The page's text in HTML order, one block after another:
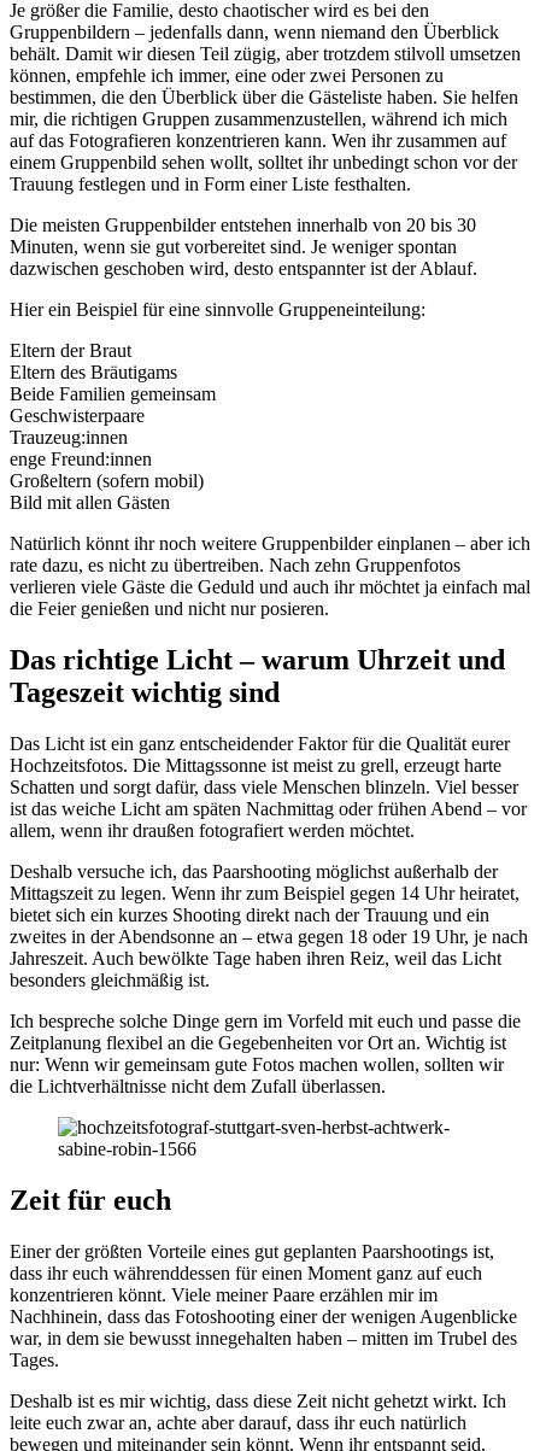
Je größer die Familie, desto chaotischer wird es bei den
Gruppenbildern – jedenfalls dann, wenn niemand den Überblick
behält. Damit wir diesen Teil zügig, aber trotzdem stilvoll umsetzen
können, empfehle ich immer, eine oder zwei Personen zu
bestimmen, die den Überblick über die Gästeliste haben. Sie helfen
mir, die richtigen Gruppen zusammenzustellen, während ich mich
auf das Fotografieren konzentrieren kann. Wen ihr zusammen auf
einem Gruppenbild sehen wollt, solltet ihr unbedingt schon vor der
Trauung festlegen und in Form einer Liste festhalten.
Die meisten Gruppenbilder entstehen innerhalb von 20 bis 30
Minuten, wenn sie gut vorbereitet sind. Je weniger spontan
dazwischen geschoben wird, desto entspannter ist der Ablauf.
Hier ein Beispiel für eine sinnvolle Gruppeneinteilung:
Eltern der Braut
Eltern des Bräutigams
Beide Familien gemeinsam
Geschwisterpaare
Trauzeug:innen
enge Freund:innen
Großeltern (sofern mobil)
Bild mit allen Gästen
Natürlich könnt ihr noch weitere Gruppenbilder einplanen – aber ich
rate dazu, es nicht zu übertreiben. Nach zehn Gruppenfotos
verlieren viele Gäste die Geduld und auch ihr möchtet ja einfach mal
die Feier genießen und nicht nur posieren.
Das richtige Licht – warum Uhrzeit und
Tageszeit wichtig sind
Das Licht ist ein ganz entscheidender Faktor für die Qualität eurer
Hochzeitsfotos. Die Mittagssonne ist meist zu grell, erzeugt harte
Schatten und sorgt dafür, dass viele Menschen blinzeln. Viel besser
ist das weiche Licht am späten Nachmittag oder frühen Abend – vor
allem, wenn ihr draußen fotografiert werden möchtet.
Deshalb versuche ich, das Paarshooting möglichst außerhalb der
Mittagszeit zu legen. Wenn ihr zum Beispiel gegen 14 Uhr heiratet,
bietet sich ein kurzes Shooting direkt nach der Trauung und ein
zweites in der Abendsonne an – etwa gegen 18 oder 19 Uhr, je nach
Jahreszeit. Auch bewölkte Tage haben ihren Reiz, weil das Licht
besonders gleichmäßig ist.
Ich bespreche solche Dinge gern im Vorfeld mit euch und passe die
Zeitplanung flexibel an die Gegebenheiten vor Ort an. Wichtig ist
nur: Wenn wir gemeinsam gute Fotos machen wollen, sollten wir
die Lichtverhältnisse nicht dem Zufall überlassen.
Zeit für euch
Einer der größten Vorteile eines gut geplanten Paarshootings ist,
dass ihr euch währenddessen für einen Moment ganz auf euch
konzentrieren könnt. Viele meiner Paare erzählen mir im
Nachhinein, dass das Fotoshooting einer der wenigen Augenblicke
war, in dem sie bewusst innegehalten haben – mitten im Trubel des
Tages.
Deshalb ist es mir wichtig, dass diese Zeit nicht gehetzt wirkt. Ich
leite euch zwar an, achte aber darauf, dass ihr euch natürlich
bewegen und miteinander sein könnt. Wenn ihr entspannt seid,